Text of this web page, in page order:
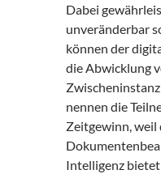
Dabei
unveränderbar
können der
die Abwicklung
nennen die
Zeitgewinn, weil
Intelligenz